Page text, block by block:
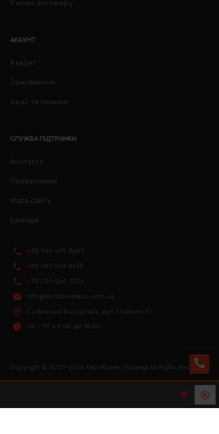
Умови договору
АКАУНТ
Акаунт
Замовлення
Акції та знижки
СЛУЖБА ПІДТРИМКИ
Контакти
Повернення
Мапа сайту
Бренди
+38 044 492 8603
+38 067 406 8679
+38 050 040 1324
info@eurobusiness.com.ua
Софіївська Борщагівка, вул. Київська 97
Пн - Пт з 9.00 до 18.00
Copyright © 2020–2026 Євробізнес Україна All Rights Reserved
LOGO ЄВРОБІЗНЕС